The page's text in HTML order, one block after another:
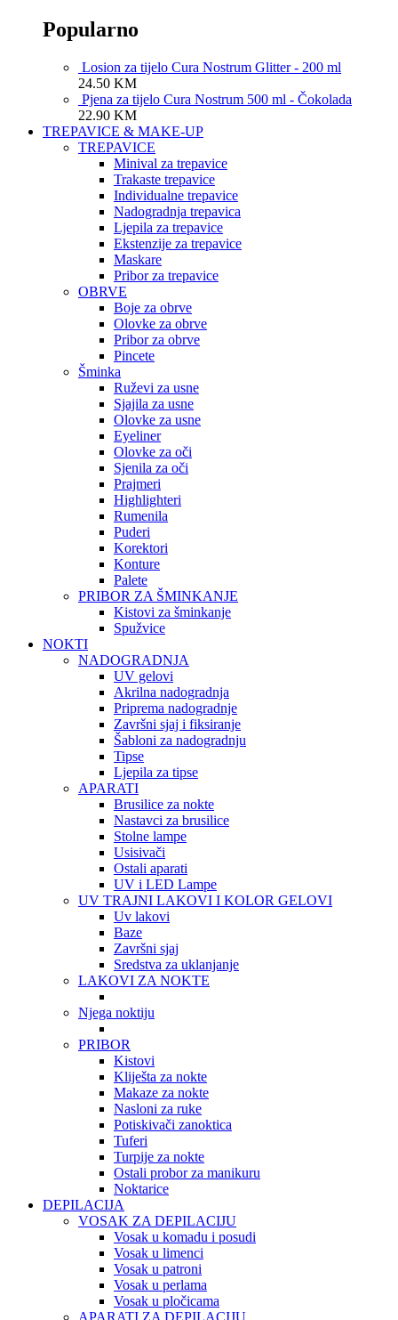
Popularno
Losion za tijelo Cura Nostrum Glitter - 200 ml
24.50 KM
Pjena za tijelo Cura Nostrum 500 ml - Čokolada
22.90 KM
TREPAVICE & MAKE-UP
TREPAVICE
Minival za trepavice
Trakaste trepavice
Individualne trepavice
Nadogradnja trepavica
Ljepila za trepavice
Ekstenzije za trepavice
Maskare
Pribor za trepavice
OBRVE
Boje za obrve
Olovke za obrve
Pribor za obrve
Pincete
Šminka
Ruževi za usne
Sjajila za usne
Olovke za usne
Eyeliner
Olovke za oči
Sjenila za oči
Prajmeri
Highlighteri
Rumenila
Puderi
Korektori
Konture
Palete
PRIBOR ZA ŠMINKANJE
Kistovi za šminkanje
Spužvice
NOKTI
NADOGRADNJA
UV gelovi
Akrilna nadogradnja
Priprema nadogradnje
Završni sjaj i fiksiranje
Šabloni za nadogradnju
Tipse
Ljepila za tipse
APARATI
Brusilice za nokte
Nastavci za brusilice
Stolne lampe
Usisivači
Ostali aparati
UV i LED Lampe
UV TRAJNI LAKOVI I KOLOR GELOVI
Uv lakovi
Baze
Završni sjaj
Sredstva za uklanjanje
LAKOVI ZA NOKTE
Njega noktiju
PRIBOR
Kistovi
Kliješta za nokte
Makaze za nokte
Nasloni za ruke
Potiskivači zanoktica
Tuferi
Turpije za nokte
Ostali probor za manikuru
Noktarice
DEPILACIJA
VOSAK ZA DEPILACIJU
Vosak u komadu i posudi
Vosak u limenci
Vosak u patroni
Vosak u perlama
Vosak u pločicama
APARATI ZA DEPILACIJU